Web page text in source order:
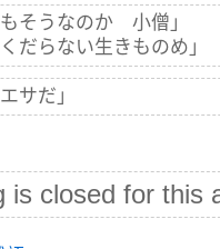
そうなのか 小僧」
だらない生きものめ」
サだ」
is closed for this